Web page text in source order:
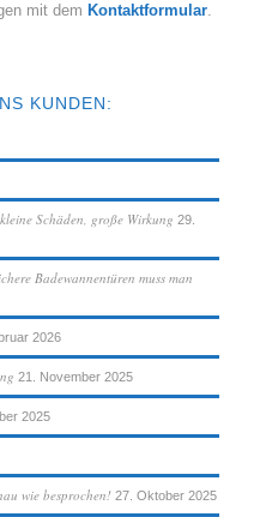
mit dem Kontaktformular.
KUNDEN:
Schäden, große Wirkung 29.
Badewannentüren muss man
2026
21. November 2025
2025
wie besprochen! 27. Oktober 2025